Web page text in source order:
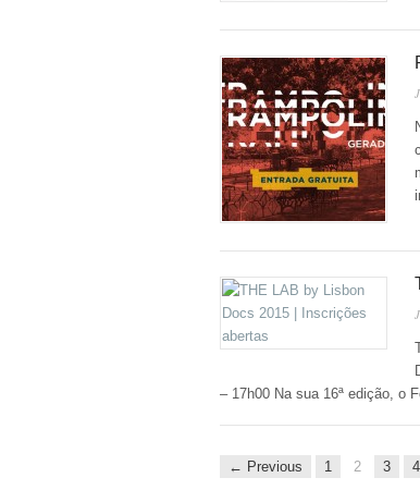
– 17h00 Na sua 16ª edição, o
← Previous 1 2 3 4